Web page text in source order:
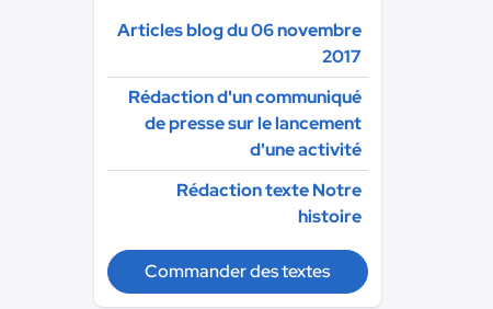
Articles blog du 06 novembre
2017
Rédaction d'un communiqué
de presse sur le lancement
d'une activité
Rédaction texte Notre
histoire
Commander des textes